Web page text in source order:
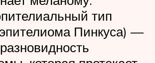
тип
Пинкуса) —